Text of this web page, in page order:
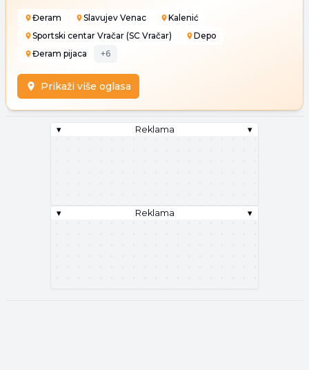
Đeram Slavujev Venac
Kalenić
Sportski centar Vračar (SC Vračar)
Depo
Đeram pijaca
+6
Prikaži više oglasa
▾ Reklama ▾
▾ Reklama ▾